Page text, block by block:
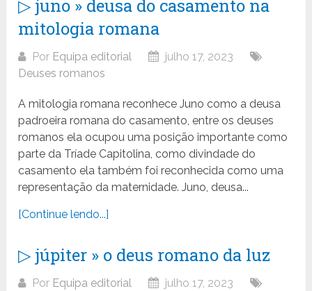
▷ juno » deusa do casamento na
mitologia romana
Por Equipa editorial
julho 17, 2023
Deuses romanos
A mitologia romana reconhece Juno como a deusa
padroeira romana do casamento, entre os deuses
romanos ela ocupou uma posição importante como
parte da Tríade Capitolina, como divindade do
casamento ela também foi reconhecida como uma
representação da maternidade. Juno, deusa...
[Continue lendo...]
▷ júpiter » o deus romano da luz
Por Equipa editorial
julho 17, 2023